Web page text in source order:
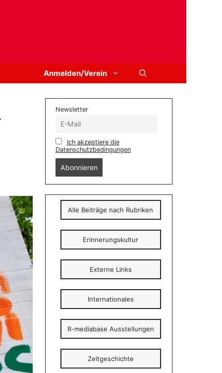
Anmelden/Verein
Newsletter
Ich akzeptiere die
Datenschutzbedingungen
Alle Beiträge nach Rubriken
Erinnerungskultur
Externe Links
Internationales
R-mediabase Ausstellungen
Zeitgeschichte